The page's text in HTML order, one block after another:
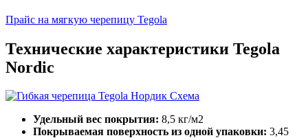
Прайс на мягкую черепицу Tegola
Технические характеристики Tegola
Nordic
Удельный вес покрытия: 8,5 кг/м2
Покрываемая поверхность из одной упаковки: 3,45